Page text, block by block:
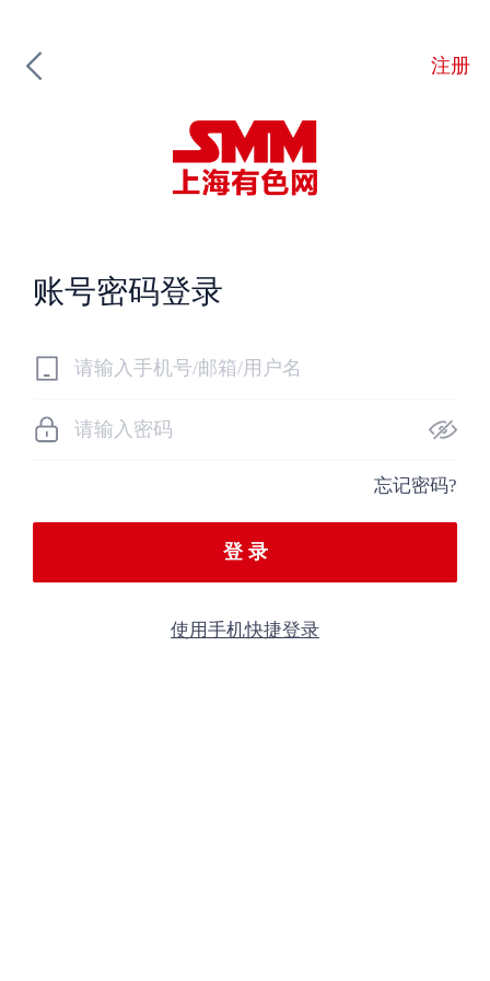
注册
账号密码登录
忘记密码?
登 录
使用手机快捷登录